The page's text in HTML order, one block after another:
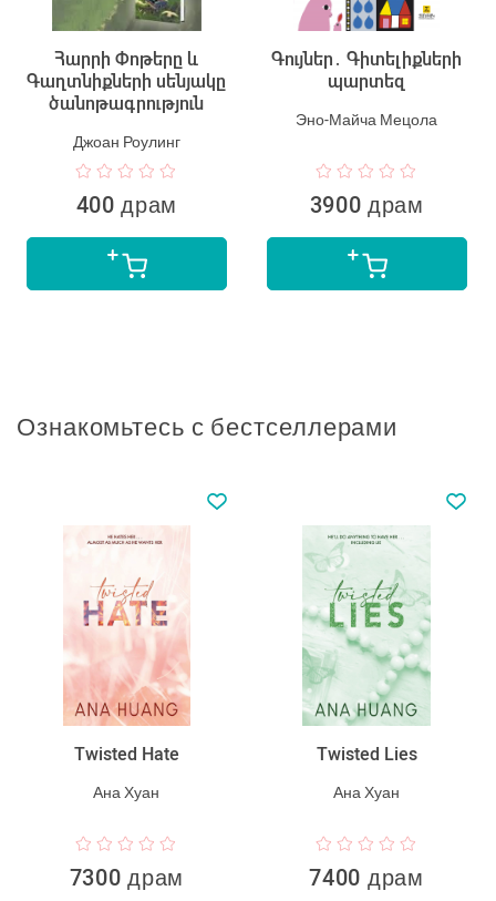
Հարրի Փոթերը և
Գաղտնիքների սենյակը
ծանոթագրություն
Джоан Роулинг
400 драм
Գույներ․ Գիտելիքների
պարտեզ
Эно-Майча Мецола
3900 драм
Ознакомьтесь с бестселлерами
Twisted Hate
Ана Хуан
7300 драм
Twisted Lies
Ана Хуан
7400 драм